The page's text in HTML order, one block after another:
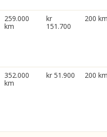
259.000
km
kr
151.700
200 km
352.000
km
kr 51.900 200 km